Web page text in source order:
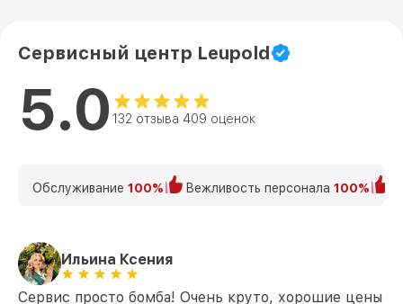
Сервисный центр Leupold
5.0 132 отзыва 409 оценок
Обслуживание 100% Вежливость персонала 100%
Ильина Ксения
Сервис просто бомба! Очень круто, хорошие цены